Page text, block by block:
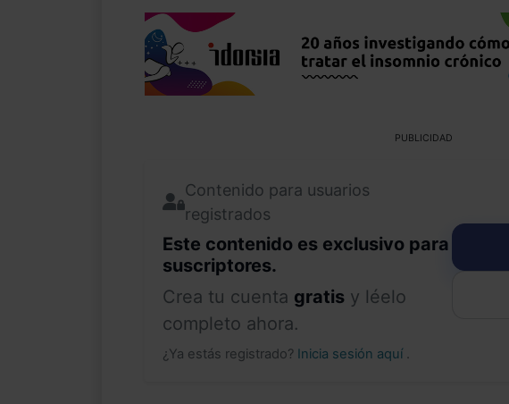
PUBLICIDAD
Contenido para usuarios
registrados
Este contenido es exclusivo para
suscriptores.
Crea tu cuenta gratis y léelo
completo ahora.
¿Ya estás registrado? Inicia sesión aquí .